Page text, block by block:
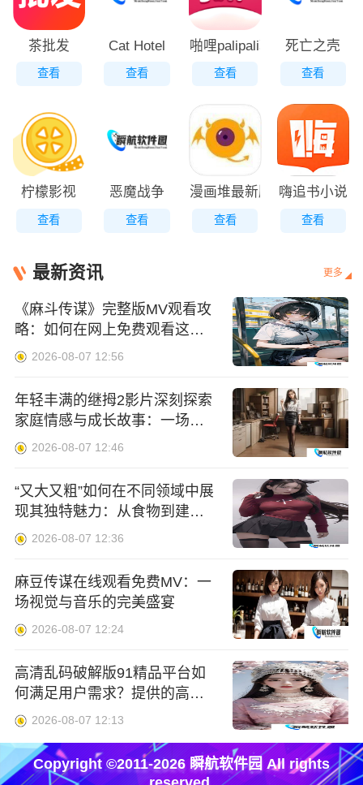
茶批发
查看
Cat Hotel
查看
啪哩palipali轻量版
查看
死亡之壳
查看
柠檬影视
查看
恶魔战争
查看
漫画堆最新版
查看
嗨追书小说
查看
最新资讯 更多
《麻斗传谋》完整版MV观看攻
略：如何在网上免费观看这部
精彩影片
2026-08-07 12:56
年轻丰满的继拇2影片深刻探索
家庭情感与成长故事：一场关
于爱与冲突的视觉盛宴
2026-08-07 12:46
“又大又粗”如何在不同领域中展
现其独特魅力：从食物到建筑
的多重视角
2026-08-07 12:36
麻豆传谋在线观看免费MV：一
场视觉与音乐的完美盛宴
2026-08-07 12:24
高清乱码破解版91精品平台如
何满足用户需求？提供的高清
播放和内容更新优势是什么？
2026-08-07 12:13
Copyright ©2011-2026 瞬航软件园 All rights